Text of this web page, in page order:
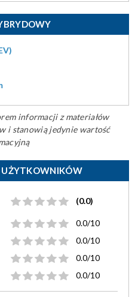
informacji z materiałów
i stanowią jedynie wartość
UŻYTKOWNIKÓW
(0.0)
0.0/10
0.0/10
0.0/10
0.0/10